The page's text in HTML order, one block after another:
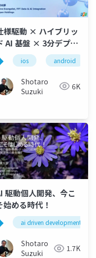
様駆動 × ハイブリッ
AI 基盤 × 3分デプロ
で実装するモバイル
プリ + AI Agent
ios android
Shotaro
Suzuki
6K
maui .net maui
駆動個人開発、今こ
始める時代！
ai driven development
Shotaro
Suzuki
1.7K